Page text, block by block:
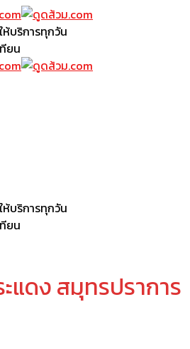
ให้บริการทุกวัน
ยน
ให้บริการทุกวัน
ยน
แดง สมุทรปราการ